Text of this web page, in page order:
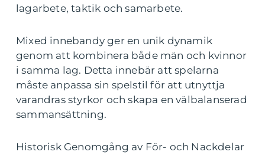
lagarbete, taktik och samarbete.
Mixed innebandy ger en unik dynamik
genom att kombinera både män och kvinnor
i samma lag. Detta innebär att spelarna
måste anpassa sin spelstil för att utnyttja
varandras styrkor och skapa en välbalanserad
sammansättning.
Historisk Genomgång av För- och Nackdelar